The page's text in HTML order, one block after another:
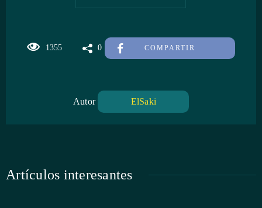
1355 0 COMPARTIR
Autor ElSaki
Artículos interesantes